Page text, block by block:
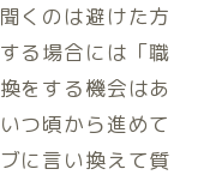
くのは避けた方
る場合には「職
をする機会はあ
つ頃から進めて
に言い換えて質